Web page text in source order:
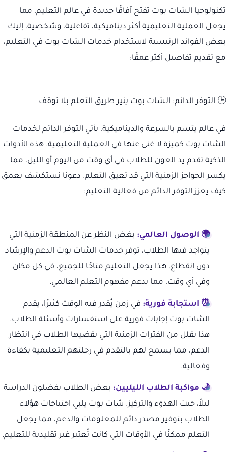
تكنولوجيا الشات بوت تفتح آفاقًا جديدة في عالم التعليم، مما
يجعل العملية التعليمية أكثر ديناميكية، تفاعلية، وشخصية. إليك
بعض الفوائد الرئيسية لاستخدام خدمات الشات بوت في التعليم،
مع تقديم تفاصيل أكثر عمقًا:
🕒 التوفر الدائم: الشات بوت ينير طريق التعلم بلا توقف
في عالم يتسم بالسرعة والديناميكية، يأتي التوفر الدائم لخدمات
الشات بوت كميزة لا غنى عنها في العملية التعليمية. هذه الأدوات
الذكية تقدم يد العون للطلاب في أي وقت من اليوم أو الليل، مما
يكسر الحواجز الزمنية التي قد تعيق التعلم. دعونا نستكشف بعمق
كيف يعزز التوفر الدائم من فعالية التعليم:
🌍 الوصول العالمي: بغض النظر عن المنطقة الزمنية التي
يتواجد فيها الطلاب، توفر خدمات الشات بوت الدعم والإرشاد
دون انقطاع. هذا يجعل التعليم متاحًا للجميع، في كل مكان
وفي أي وقت، مما يدعم مفهوم التعلم العالمي.
⏰ استجابة فورية: في زمن يُقدر فيه الوقت كثيرًا، يقدم
الشات بوت إجابات فورية على استفسارات وأسئلة الطلاب.
هذا يقلل من الفترات الزمنية التي يقضيها الطلاب في انتظار
الدعم، مما يسمح لهم بالتقدم في رحلتهم التعليمية بكفاءة
وفعالية.
🌙 مواكبة الطلاب الليليين: بعض الطلاب يفضلون الدراسة
ليلاً، حيث الهدوء والتركيز. شات بوت يلبي احتياجات هؤلاء
الطلاب بتوفير مصدر دائم للمعلومات والدعم، مما يجعل
التعلم ممكنًا في الأوقات التي كانت تُعتبر غير تقليدية للتعليم.